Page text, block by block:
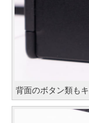
背面のボタン類も